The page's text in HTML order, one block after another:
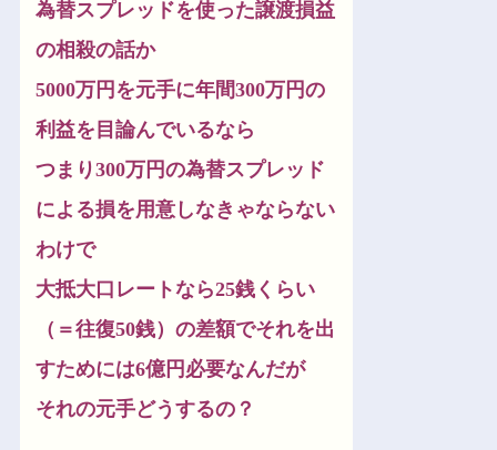
為替スプレッドを使った譲渡損益
の相殺の話か
5000万円を元手に年間300万円の
利益を目論んでいるなら
つまり300万円の為替スプレッド
による損を用意しなきゃならない
わけで
大抵大口レートなら25銭くらい
（＝往復50銭）の差額でそれを出
すためには6億円必要なんだが
それの元手どうするの？